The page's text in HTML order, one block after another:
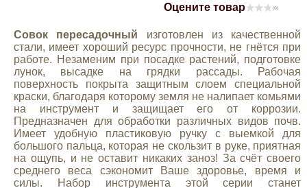
Оцените товар (0)
Совок пересадочный изготовлен из качественной
стали, имеет хороший ресурс прочности, не гнётся при
работе. Незаменим при посадке растений, подготовке
лунок, высадке на грядки рассады. Рабочая
поверхность покрыта защитным слоем специальной
краски, благодаря которому земля не налипает комьями
на инструмент и защищает его от коррозии.
Предназначен для обработки различных видов почв.
Имеет удобную пластиковую ручку с выемкой для
большого пальца, которая не скользит в руке, приятная
на ощупь, и не оставит никаких заноз! За счёт своего
среднего веса сэкономит Ваше здоровье, время и
силы. Набор инструмента этой серии станет
Mercedes-Benz
Mitsubishi
Opel
Renault